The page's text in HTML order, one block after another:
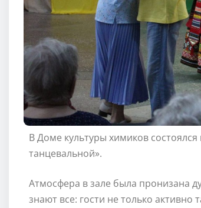
В Доме культуры химиков
танцевальной».
Атмосфера в зале была пронизана
знают все: гости не только активно